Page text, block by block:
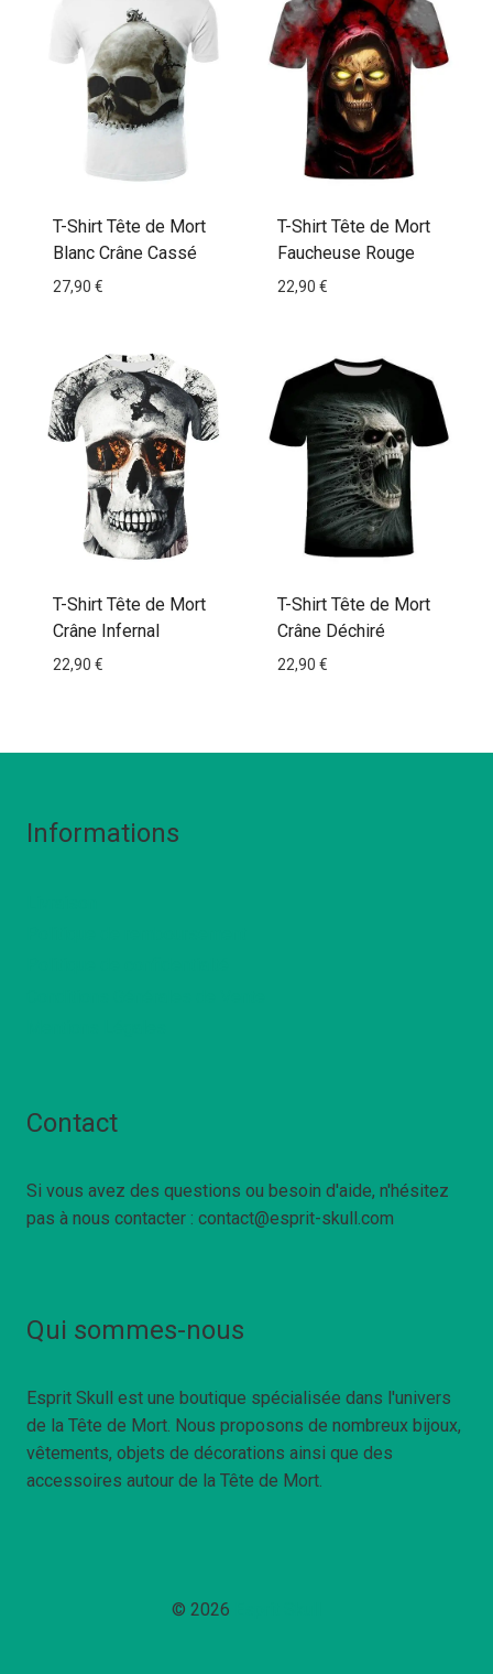
T-Shirt Tête de Mort
Blanc Crâne Cassé
27,90 €
T-Shirt Tête de Mort
Faucheuse Rouge
22,90 €
T-Shirt Tête de Mort
Crâne Infernal
22,90 €
T-Shirt Tête de Mort
Crâne Déchiré
22,90 €
Informations
Contact
Si vous avez des questions ou besoin d'aide, n'hésitez
pas à nous contacter : contact@esprit-skull.com
Qui sommes-nous
Esprit Skull est une boutique spécialisée dans l'univers
de la Tête de Mort. Nous proposons de nombreux bijoux,
vêtements, objets de décorations ainsi que des
accessoires autour de la Tête de Mort.
© 2026